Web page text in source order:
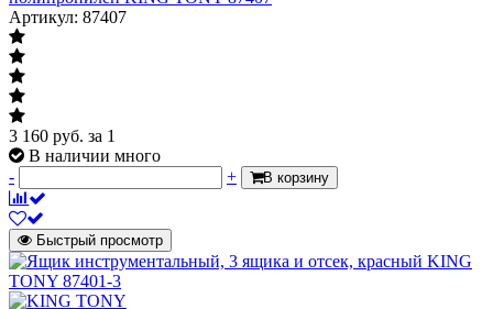
Артикул: 87407
3 160 руб. за 1
В наличии много
-
+ В корзину
Быстрый просмотр